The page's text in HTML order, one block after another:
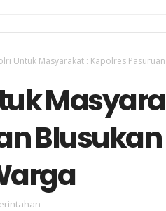
Untuk Masyarakat : Kapolres